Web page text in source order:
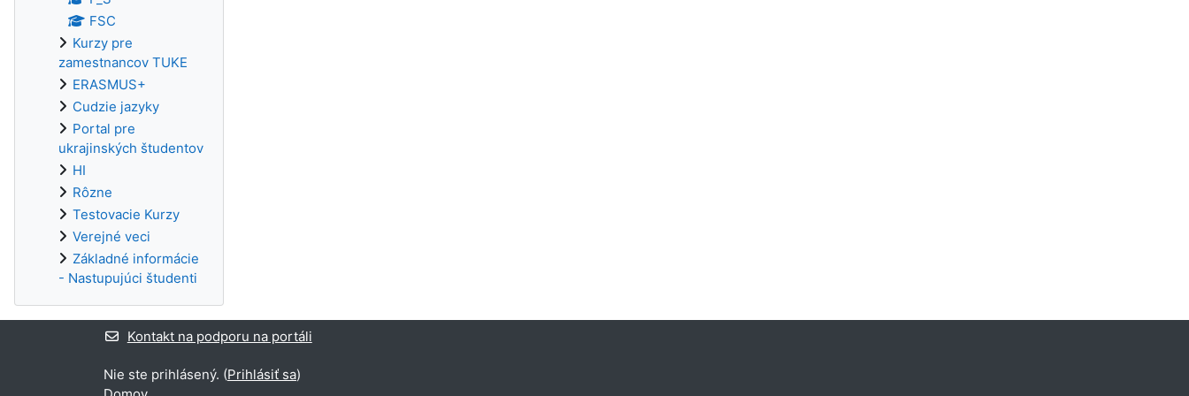
FSC
Kurzy pre
zamestnancov TUKE
ERASMUS+
Cudzie jazyky
Portal pre
ukrajinských študentov
HI
Rôzne
Testovacie Kurzy
Verejné veci
Základné informácie
- Nastupujúci študenti
Kontakt na podporu na portáli
Nie ste prihlásený. (Prihlásiť sa)